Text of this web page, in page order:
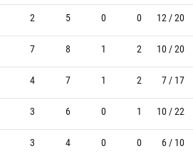
2 5 0 0 12 / 20
7 8 1 2 10 / 20
4 7 1 2 7 / 17
3 6 0 1 10 / 22
3 4 0 0 6 / 10